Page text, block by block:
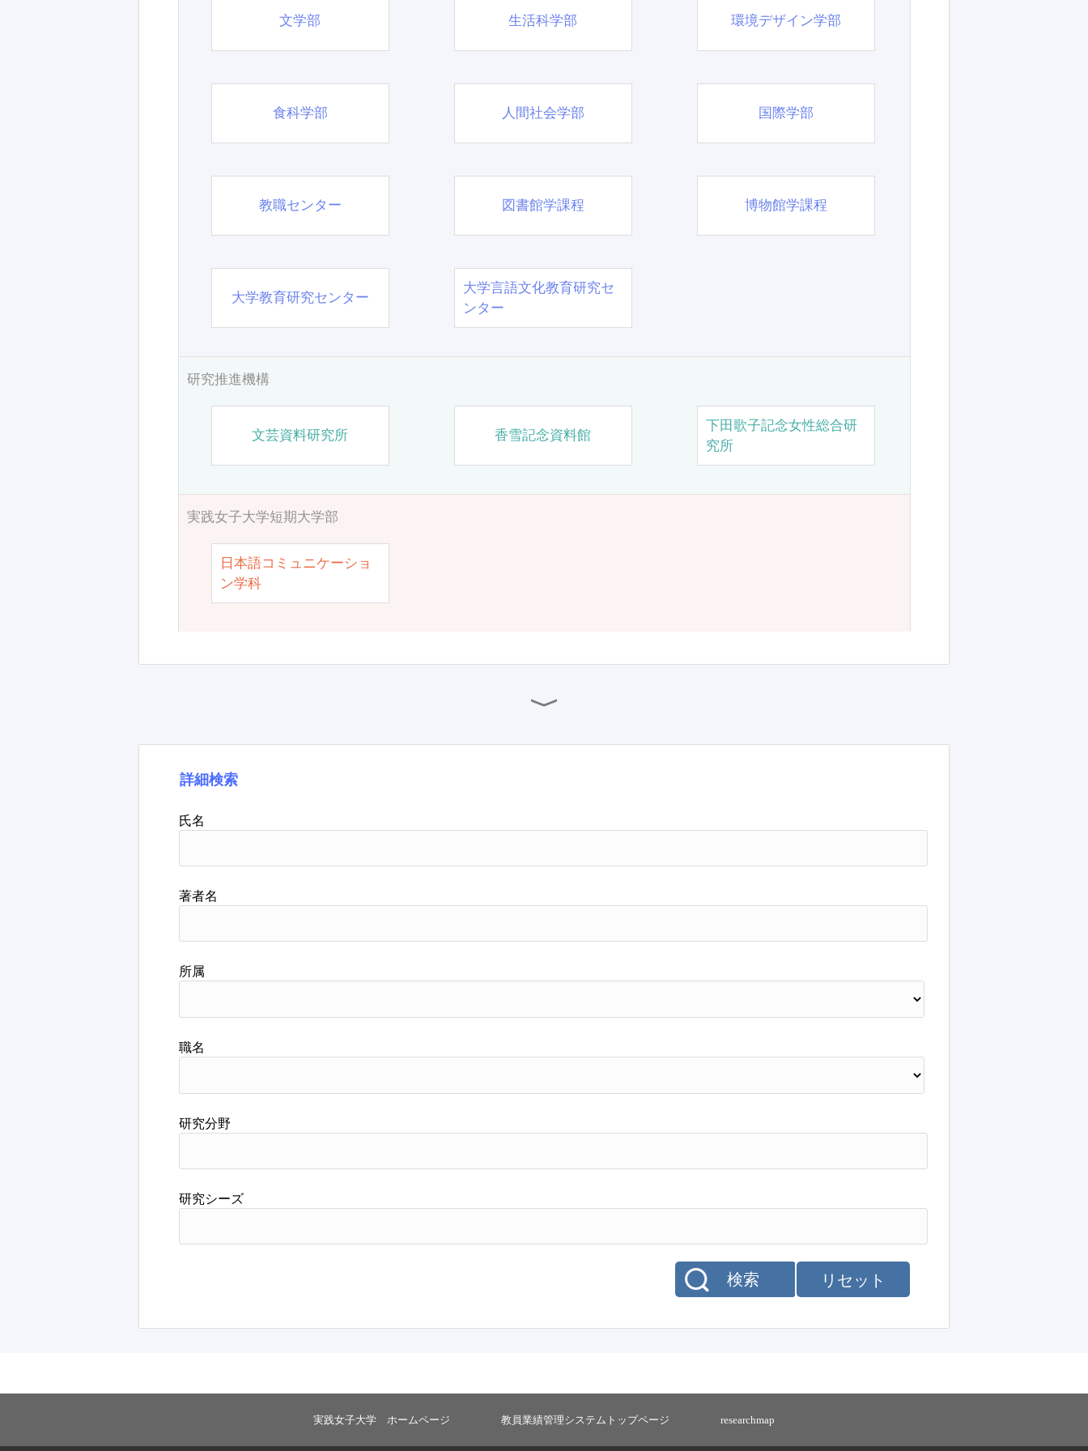
文学部 生活科学部 環境デザイン学部
食科学部 人間社会学部 国際学部
教職センター 図書館学課程 博物館学課程
大学教育研究センター
大学言語文化教育研究セ
ンター
研究推進機構
文芸資料研究所 香雪記念資料館
下田歌子記念女性総合研
究所
実践女子大学短期大学部
日本語コミュニケーショ
ン学科
詳細検索
氏名
著者名
所属
職名
研究分野
研究シーズ
リセット
検索
実践女子大学 ホームページ 教員業績管理システムトップページ researchmap